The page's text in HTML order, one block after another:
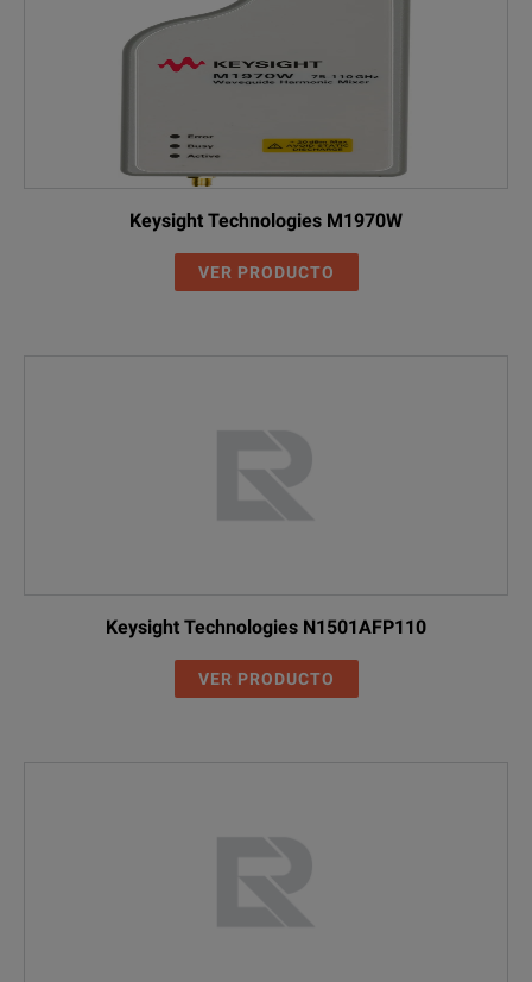
Keysight Technologies M1970W
VER PRODUCTO
Keysight Technologies N1501AFP110
VER PRODUCTO